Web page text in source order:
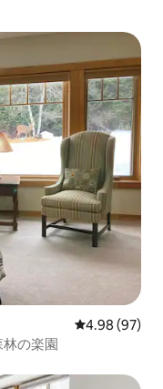
レビュー97
4.98 (97)
の楽園